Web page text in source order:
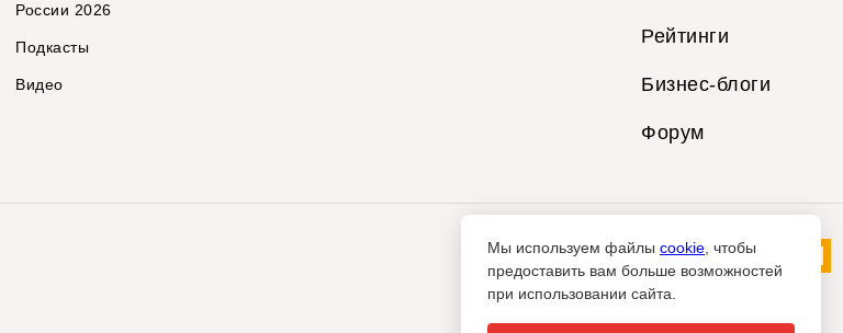
России 2026
Подкасты
Видео
Рейтинги
Бизнес-блоги
Форум
Мы используем файлы cookie , чтобы
предоставить вам больше возможностей
при использовании сайта.